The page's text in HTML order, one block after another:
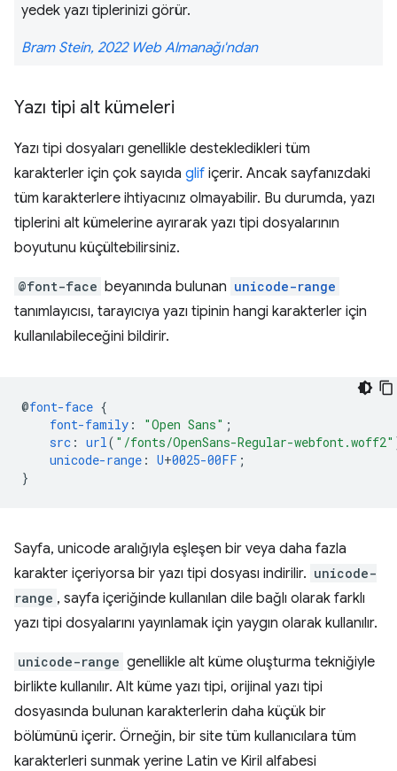
yedek yazı tiplerinizi görür.
Bram Stein, 2022 Web Almanağı'ndan
Yazı tipi alt kümeleri
Yazı tipi dosyaları genellikle destekledikleri tüm
karakterler için çok sayıda glif içerir. Ancak sayfanızdaki
tüm karakterlere ihtiyacınız olmayabilir. Bu durumda, yazı
tiplerini alt kümelerine ayırarak yazı tipi dosyalarının
boyutunu küçültebilirsiniz.
@font-face beyanında bulunan unicode-range
tanımlayıcısı, tarayıcıya yazı tipinin hangi karakterler için
kullanılabileceğini bildirir.
@font-face {
font-family : "Open Sans" ;
src : url ( "/fonts/OpenSans-Regular-webfont.woff2"
unicode-range : U+0025-00FF ;
}
Sayfa, unicode aralığıyla eşleşen bir veya daha fazla
karakter içeriyorsa bir yazı tipi dosyası indirilir. unicode-
range , sayfa içeriğinde kullanılan dile bağlı olarak farklı
yazı tipi dosyalarını yayınlamak için yaygın olarak kullanılır.
unicode-range genellikle alt küme oluşturma tekniğiyle
birlikte kullanılır. Alt küme yazı tipi, orijinal yazı tipi
dosyasında bulunan karakterlerin daha küçük bir
bölümünü içerir. Örneğin, bir site tüm kullanıcılara tüm
karakterleri sunmak yerine Latin ve Kiril alfabesi